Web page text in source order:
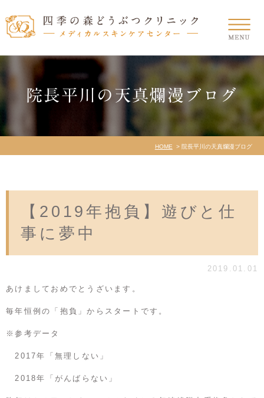
院長平川の天真爛漫ブログ
HOME 院長平川の天真爛漫ブログ
【2019年抱負】遊びと仕
事に夢中
2019.01.01
あけましておめでとうざいます。
毎年恒例の「抱負」からスタートです。
※参考データ
2017年「無理しない」
2018年「がんばらない」